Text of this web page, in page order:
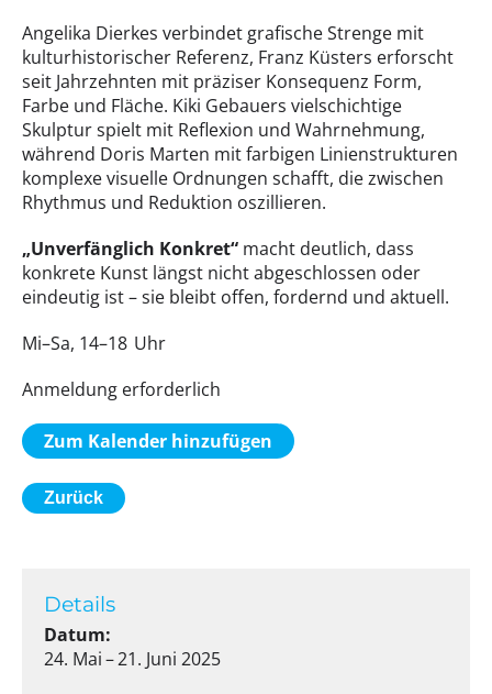
Details
Datum:
24. Mai – 21. Juni 2025
Angelika Dierkes verbindet grafische Strenge mit
kulturhistorischer Referenz, Franz Küsters erforscht
seit Jahrzehnten mit präziser Konsequenz Form,
Farbe und Fläche. Kiki Gebauers vielschichtige
Skulptur spielt mit Reflexion und Wahrnehmung,
während Doris Marten mit farbigen Linienstrukturen
komplexe visuelle Ordnungen schafft, die zwischen
Rhythmus und Reduktion oszillieren.
„Unverfänglich Konkret“ macht deutlich, dass
konkrete Kunst längst nicht abgeschlossen oder
eindeutig ist – sie bleibt offen, fordernd und aktuell.
Mi–Sa, 14–18 Uhr
Anmeldung erforderlich
Zum Kalender hinzufügen
Zurück